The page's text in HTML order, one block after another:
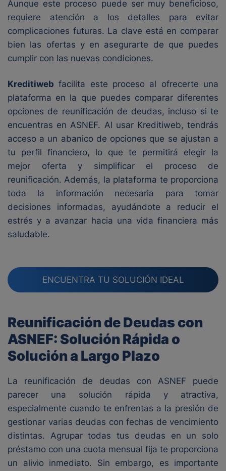
Aunque este proceso puede ser muy beneficioso,
requiere atención a los detalles para evitar
complicaciones futuras. La clave está en comparar
bien las ofertas y en asegurarte de que puedes
cumplir con las nuevas condiciones.
Kreditiweb facilita este proceso al ofrecerte una
plataforma en la que puedes comparar diferentes
opciones de reunificación de deudas, incluso si te
encuentras en ASNEF. Al usar Kreditiweb, tendrás
acceso a un abanico de opciones que se ajustan a
tu perfil financiero, lo que te permitirá elegir la
mejor oferta y simplificar el proceso de
reunificación. Además, la plataforma te proporciona
toda la información necesaria para tomar
decisiones informadas, ayudándote a reducir el
estrés y a avanzar hacia una vida financiera más
saludable.
ENCUENTRA TU SOLUCIÓN IDEAL
Reunificación de Deudas con
ASNEF: Solución Rápida o
Solución a Largo Plazo
La reunificación de deudas con ASNEF puede
parecer una solución rápida y atractiva,
especialmente cuando te enfrentas a la presión de
gestionar varias deudas con fechas de vencimiento
distintas. Agrupar todas tus deudas en un solo
préstamo con una cuota mensual fija te proporciona
un alivio inmediato. Sin embargo, es importante